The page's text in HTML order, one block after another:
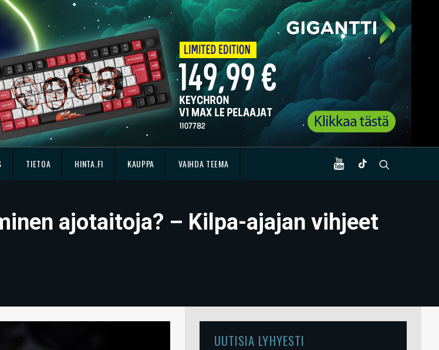
TIETOA HINTA.FI KAUPPA VAIHDA TEEMA
ajotaitoja? – Kilpa-ajajan vihjeet
UUTISIA LYHYESTI